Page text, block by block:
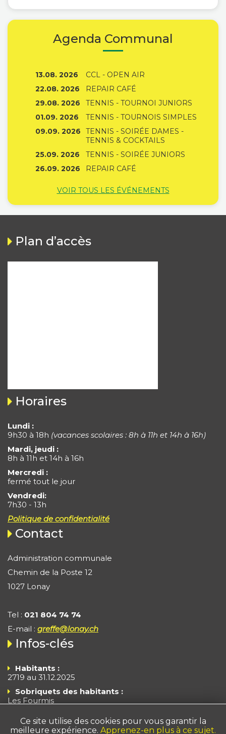
Agenda Communal
13.08. 2026
CCL - OPEN AIR
22.08. 2026
REPAIR CAFÉ
29.08. 2026
TENNIS - TOURNOI JUNIORS
01.09. 2026
TENNIS - TOURNOIS SIMPLES
09.09. 2026
TENNIS - SOIRÉE DAMES -
TENNIS & COCKTAILS
25.09. 2026
TENNIS - SOIRÉE JUNIORS
26.09. 2026
REPAIR CAFÉ
VOIR TOUS LES ÉVÉNEMENTS
Plan d’accès
Horaires
Lundi :
9h30 à 18h (vacances scolaires : 8h à 11h et 14h à 16h)
Mardi, jeudi :
8h à 11h et 14h à 16h
Mercredi :
fermé tout le jour
Vendredi:
7h30 - 13h
Politique de confidentialité
Contact
Administration communale
Chemin de la Poste 12
1027 Lonay
Tel : 021 804 74 74
E-mail : greffe@lonay.ch
Infos-clés
Habitants :
2719 au 31.12.2025
Sobriquets des habitants :
Les Fourmis
Superficie :372 ha
Ce site utilise des cookies pour vous garantir la
meilleure expérience. Apprenez-en plus à ce sujet.